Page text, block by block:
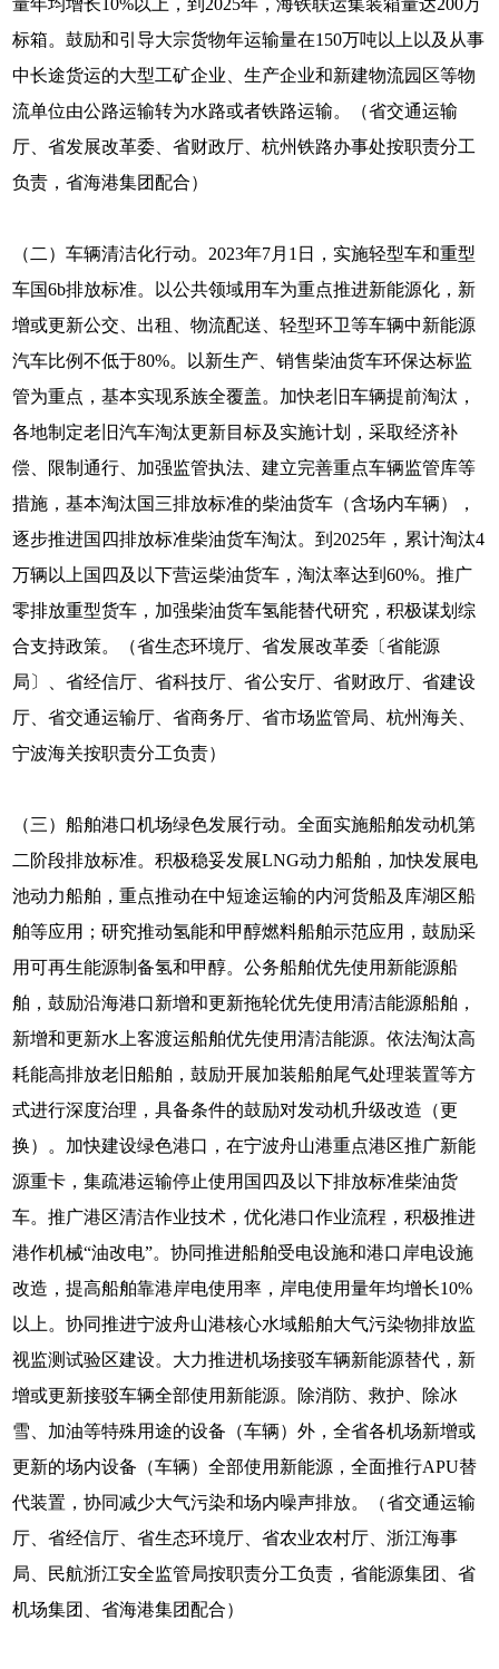
量年均增长10%以上，到2025年，海铁联运集装箱量达200万
标箱。鼓励和引导大宗货物年运输量在150万吨以上以及从事
中长途货运的大型工矿企业、生产企业和新建物流园区等物
流单位由公路运输转为水路或者铁路运输。（省交通运输
厅、省发展改革委、省财政厅、杭州铁路办事处按职责分工
负责，省海港集团配合）
（二）车辆清洁化行动。2023年7月1日，实施轻型车和重型
车国6b排放标准。以公共领域用车为重点推进新能源化，新
增或更新公交、出租、物流配送、轻型环卫等车辆中新能源
汽车比例不低于80%。以新生产、销售柴油货车环保达标监
管为重点，基本实现系族全覆盖。加快老旧车辆提前淘汰，
各地制定老旧汽车淘汰更新目标及实施计划，采取经济补
偿、限制通行、加强监管执法、建立完善重点车辆监管库等
措施，基本淘汰国三排放标准的柴油货车（含场内车辆），
逐步推进国四排放标准柴油货车淘汰。到2025年，累计淘汰4
万辆以上国四及以下营运柴油货车，淘汰率达到60%。推广
零排放重型货车，加强柴油货车氢能替代研究，积极谋划综
合支持政策。（省生态环境厅、省发展改革委〔省能源
局〕、省经信厅、省科技厅、省公安厅、省财政厅、省建设
厅、省交通运输厅、省商务厅、省市场监管局、杭州海关、
宁波海关按职责分工负责）
（三）船舶港口机场绿色发展行动。全面实施船舶发动机第
二阶段排放标准。积极稳妥发展LNG动力船舶，加快发展电
池动力船舶，重点推动在中短途运输的内河货船及库湖区船
舶等应用；研究推动氢能和甲醇燃料船舶示范应用，鼓励采
用可再生能源制备氢和甲醇。公务船舶优先使用新能源船
舶，鼓励沿海港口新增和更新拖轮优先使用清洁能源船舶，
新增和更新水上客渡运船舶优先使用清洁能源。依法淘汰高
耗能高排放老旧船舶，鼓励开展加装船舶尾气处理装置等方
式进行深度治理，具备条件的鼓励对发动机升级改造（更
换）。加快建设绿色港口，在宁波舟山港重点港区推广新能
源重卡，集疏港运输停止使用国四及以下排放标准柴油货
车。推广港区清洁作业技术，优化港口作业流程，积极推进
港作机械“油改电”。协同推进船舶受电设施和港口岸电设施
改造，提高船舶靠港岸电使用率，岸电使用量年均增长10%
以上。协同推进宁波舟山港核心水域船舶大气污染物排放监
视监测试验区建设。大力推进机场接驳车辆新能源替代，新
增或更新接驳车辆全部使用新能源。除消防、救护、除冰
雪、加油等特殊用途的设备（车辆）外，全省各机场新增或
更新的场内设备（车辆）全部使用新能源，全面推行APU替
代装置，协同减少大气污染和场内噪声排放。（省交通运输
厅、省经信厅、省生态环境厅、省农业农村厅、浙江海事
局、民航浙江安全监管局按职责分工负责，省能源集团、省
机场集团、省海港集团配合）